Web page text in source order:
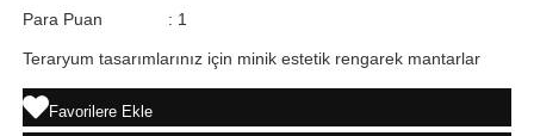
Para Puan : 1
Teraryum tasarımlarınız için minik estetik rengarek mantarlar
Favorilere Ekle